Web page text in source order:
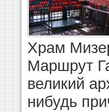
Храм
Маршрут
великий
нибудь